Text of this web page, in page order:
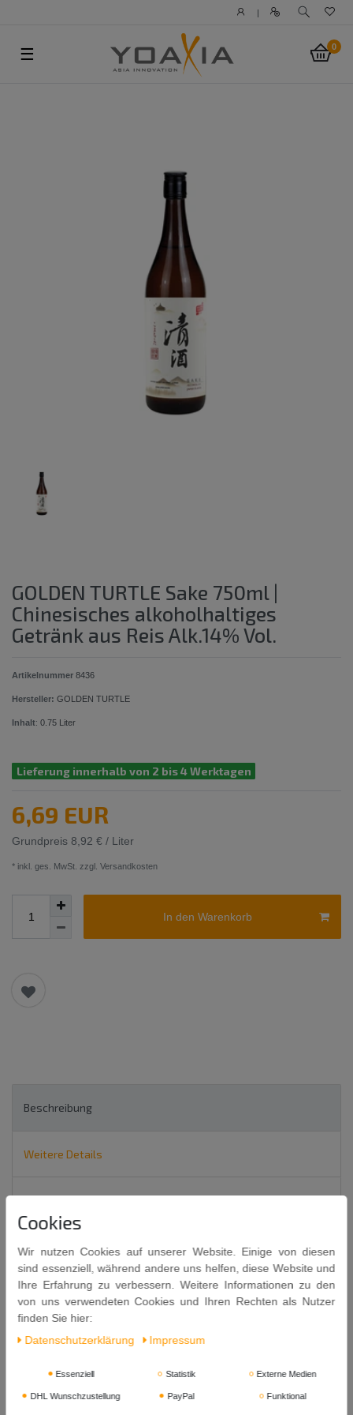
|
0
☰
GOLDEN TURTLE Sake 750ml |
Chinesisches alkoholhaltiges
Getränk aus Reis Alk.14% Vol.
Artikelnummer 8436
Hersteller: GOLDEN TURTLE
Inhalt: 0.75 Liter
Lieferung innerhalb von 2 bis 4 Werktagen
6,69 EUR
Grundpreis 8,92 € / Liter
* inkl. ges. MwSt. zzgl. Versandkosten
In den Warenkorb
Beschreibung
Weitere Details
EU-Verantwortlicher
Golden Turtle Sake 750ml
Chinesisches alkoholhaltiges Getränk aus Reis (enthält
Weizen)
Cookies
Wir nutzen Cookies auf unserer Website. Einige von diesen
sind essenziell, während andere uns helfen, diese Website und
Ihre Erfahrung zu verbessern. Weitere Informationen zu den
von uns verwendeten Cookies und Ihren Rechten als Nutzer
finden Sie hier:
Daten­schutz­erklärung
Impressum
Essenziell Statistik Externe Medien
DHL Wunschzustellung PayPal Funktional